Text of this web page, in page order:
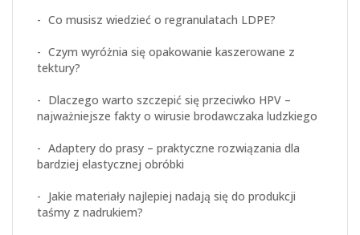
Co musisz wiedzieć o regranulatach LDPE?
Czym wyróżnia się opakowanie kaszerowane z
tektury?
Dlaczego warto szczepić się przeciwko HPV –
najważniejsze fakty o wirusie brodawczaka ludzkiego
Adaptery do prasy – praktyczne rozwiązania dla
bardziej elastycznej obróbki
Jakie materiały najlepiej nadają się do produkcji
taśmy z nadrukiem?